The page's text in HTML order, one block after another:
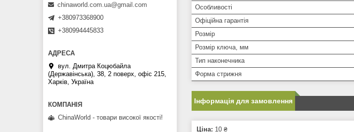
Особливості
Офіційна гарантія
Розмір
Розмір ключа, мм
Тип наконечника
Форма стрижня
Інформація для замовлення
Ціна: 10 ₴
chinaworld.com.ua@gmail.com
+380973368900
+380994445833
вул. Дмитра Коцюбайла
(Державінська), 38, 2 поверх, офіс 215,
Харків, Україна
ChinaWorld - товари високої якості!